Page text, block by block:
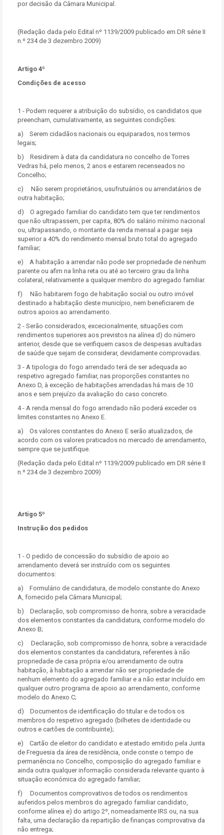
por decisão da Câmara Municipal.
(Redação dada pelo Edital nº 1139/2009 publicado em DR série II
n.º 234 de 3 dezembro 2009)
Artigo 4º
Condições de acesso
1 - Podem requerer a atribuição do subsídio, os candidatos que
preencham, cumulativamente, as seguintes condições:
a) Serem cidadãos nacionais ou equiparados, nos termos
legais;
b) Residirem à data da candidatura no concelho de Torres
Vedras há, pelo menos, 2 anos e estarem recenseados no
Concelho;
c) Não serem proprietários, usufrutuários ou arrendatários de
outra habitação;
d) O agregado familiar do candidato tem que ter rendimentos
que não ultrapassem, per capita, 80% do salário mínimo nacional
ou, ultrapassando, o montante da renda mensal a pagar seja
superior a 40% do rendimento mensal bruto total do agregado
familiar;
e) A habitação a arrendar não pode ser propriedade de nenhum
parente ou afim na linha reta ou até ao terceiro grau da linha
colateral, relativamente a qualquer membro do agregado familiar.
f) Não habitarem fogo de habitação social ou outro imóvel
destinado a habitação deste município, nem beneficiarem de
outros apoios ao arrendamento.
2 - Serão considerados, excecionalmente, situações com
rendimentos superiores aos previstos na alínea d) do número
anterior, desde que se verifiquem casos de despesas avultadas
de saúde que sejam de considerar, devidamente comprovadas.
3 - A tipologia do fogo arrendado terá de ser adequada ao
respetivo agregado familiar, nas proporções constantes no
Anexo D, à exceção de habitações arrendadas há mais de 10
anos e sem prejuízo da avaliação do caso concreto.
4 - A renda mensal do fogo arrendado não poderá exceder os
limites constantes no Anexo E.
a) Os valores constantes do Anexo E serão atualizados, de
acordo com os valores praticados no mercado de arrendamento,
sempre que se justifique.
(Redação dada pelo Edital nº 1139/2009 publicado em DR série II
n.º 234 de 3 dezembro 2009)
Artigo 5º
Instrução dos pedidos
1 - O pedido de concessão do subsídio de apoio ao
arrendamento deverá ser instruído com os seguintes
documentos:
a) Formulário de candidatura, de modelo constante do Anexo
A, fornecido pela Câmara Municipal;
b) Declaração, sob compromisso de honra, sobre a veracidade
dos elementos constantes da candidatura, conforme modelo do
Anexo B;
c) Declaração, sob compromisso de honra, sobre a veracidade
dos elementos constantes da candidatura, referentes à não
propriedade de casa própria e/ou arrendamento de outra
habitação, à habitação a arrendar não ser propriedade de
nenhum elemento do agregado familiar e a não estar incluído em
qualquer outro programa de apoio ao arrendamento, conforme
modelo do Anexo C;
d) Documentos de identificação do titular e de todos os
membros do respetivo agregado (bilhetes de identidade ou
outros e cartões de contribuinte);
e) Cartão de eleitor do candidato e atestado emitido pela Junta
de Freguesia da área de residência, onde conste o tempo de
permanência no Concelho, composição do agregado familiar e
ainda outra qualquer informação considerada relevante quanto à
situação económica do agregado familiar;
f) Documentos comprovativos de todos os rendimentos
auferidos pelos membros do agregado familiar candidato,
conforme alínea e) do artigo 2º, nomeadamente IRS ou, na sua
falta, uma declaração da repartição de finanças comprovativa da
não entrega;